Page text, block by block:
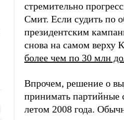
стремительно
Смит. Если судить по
президентским
снова на самом верху
более чем по 30 млн
Впрочем, решение о
принимать партийные
летом 2008 года.